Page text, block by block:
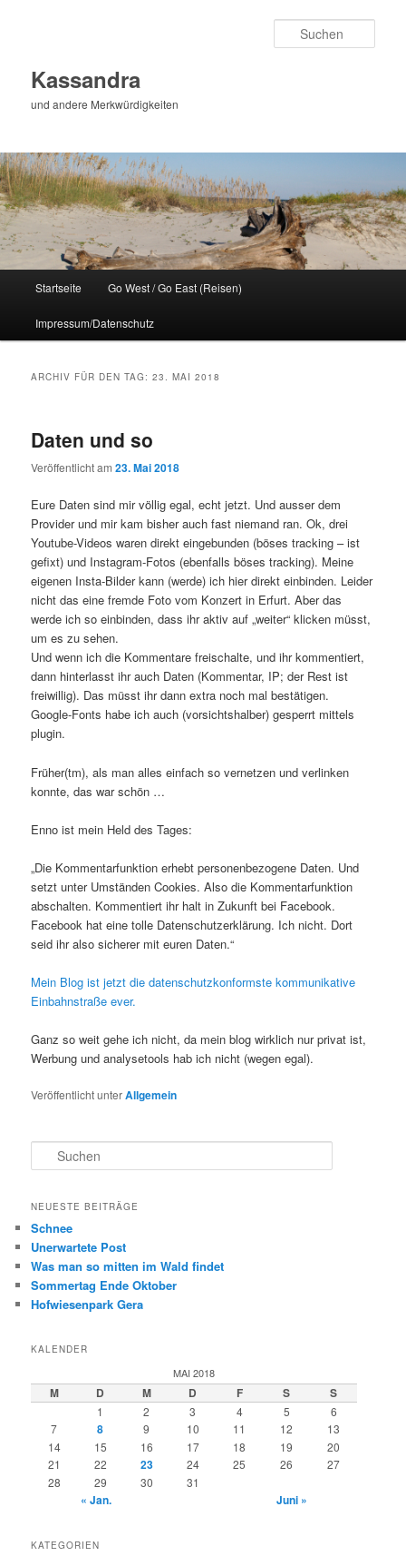
Kassandra
und andere Merkwürdigkeiten
Startseite Go West / Go East (Reisen)
Impressum/Datenschutz
ARCHIV FÜR DEN TAG:23. MAI 2018
Daten und so
Veröffentlicht am23. Mai 2018
Eure Daten sind mir völlig egal, echt jetzt. Und ausser dem
Provider und mir kam bisher auch fast niemand ran. Ok, drei
Youtube-Videos waren direkt eingebunden (böses tracking – ist
gefixt) und Instagram-Fotos (ebenfalls böses tracking). Meine
eigenen Insta-Bilder kann (werde) ich hier direkt einbinden. Leider
nicht das eine fremde Foto vom Konzert in Erfurt. Aber das
werde ich so einbinden, dass ihr aktiv auf „weiter“ klicken müsst,
um es zu sehen.
Und wenn ich die Kommentare freischalte, und ihr kommentiert,
dann hinterlasst ihr auch Daten (Kommentar, IP; der Rest ist
freiwillig). Das müsst ihr dann extra noch mal bestätigen.
Google-Fonts habe ich auch (vorsichtshalber) gesperrt mittels
plugin.
Früher(tm), als man alles einfach so vernetzen und verlinken
konnte, das war schön …
Enno ist mein Held des Tages:
„Die Kommentarfunktion erhebt personenbezogene Daten. Und
setzt unter Umständen Cookies. Also die Kommentarfunktion
abschalten. Kommentiert ihr halt in Zukunft bei Facebook.
Facebook hat eine tolle Datenschutzerklärung. Ich nicht. Dort
seid ihr also sicherer mit euren Daten.“
Mein Blog ist jetzt die datenschutzkonformste kommunikative
Einbahnstraße ever.
Ganz so weit gehe ich nicht, da mein blog wirklich nur privat ist,
Werbung und analysetools hab ich nicht (wegen egal).
Veröffentlicht unterAllgemein
u
h
n
NEUESTE BEITRÄGE
Schnee
Unerwartete Post
Was man so mitten im Wald findet
Sommertag Ende Oktober
Hofwiesenpark Gera
KALENDER
MAI 2018
M D M D F S S
1 2 3 4 5
6
7
8 9 10 11 12
13
14
15 16 17 18 19
20
21
22 23 24 25 26
27
28
29 30 31
« Jan. Juni »
KATEGORIEN